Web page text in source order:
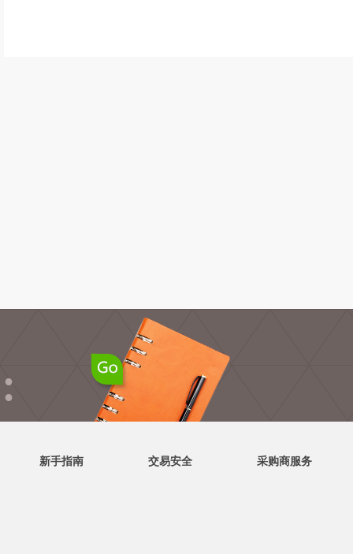
●
●
新手指南 交易安全 采购商服务